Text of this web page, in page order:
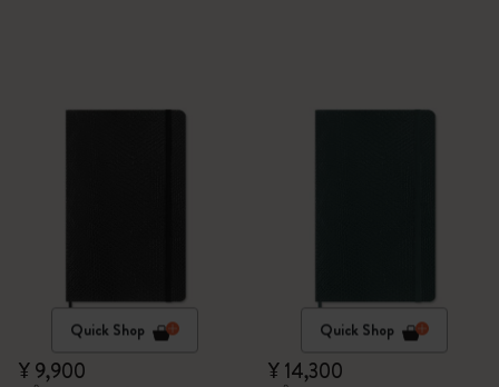
Quick Shop
¥ 9,900
Quick Shop
¥ 14,300